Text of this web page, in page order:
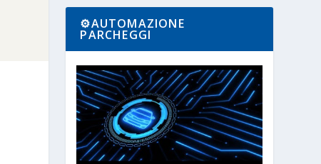
⚙️AUTOMAZIONE
PARCHEGGI